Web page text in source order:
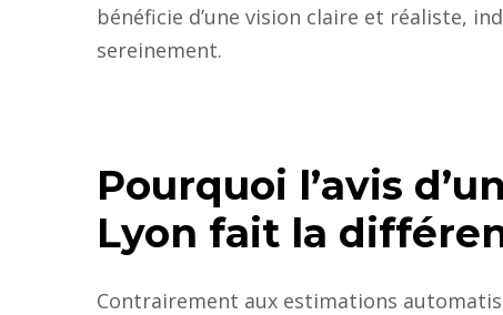
bénéficie d’une vision claire et réaliste,
sereinement.
Pourquoi l’avis
Lyon fait la
Contrairement aux estimations